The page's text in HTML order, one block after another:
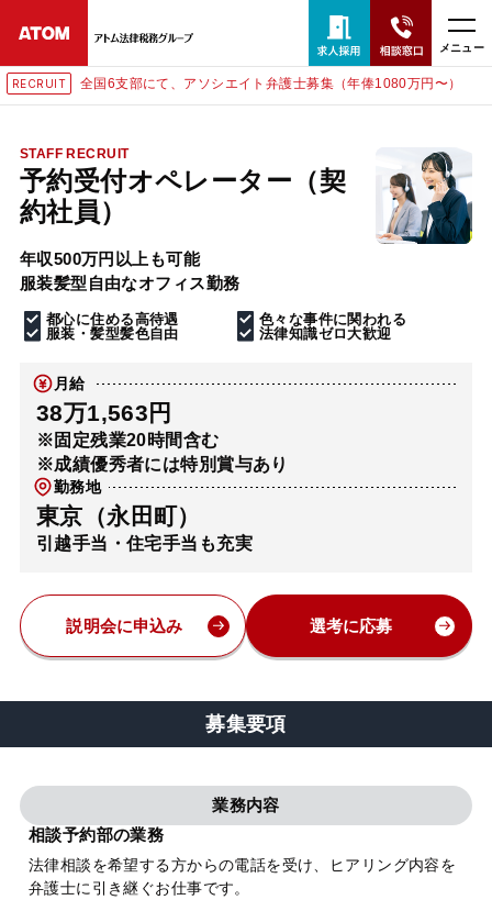
メニュー
RECRUIT 全国6支部にて、アソシエイト弁護士募集（年俸1080万円〜）
STAFF RECRUIT
予約受付オペレーター（契
約社員）
年収500万円以上も可能
服装髪型自由なオフィス勤務
都心に住める高待遇
色々な事件に関われる
服装・髪型髪色自由
法律知識ゼロ大歓迎
月給
38万1,563円
※固定残業20時間含む
※成績優秀者には特別賞与あり
勤務地
東京（永田町）
引越手当・住宅手当も充実
説明会に申込み 選考に応募
募集要項
業務内容
相談予約部の業務
法律相談を希望する方からの電話を受け、ヒアリング内容を
弁護士に引き継ぐお仕事です。
24時間365日全国対応
無料相談窓口はこちら
電話・LINE・メールで相談予約受付中
ホーム
取扱分野
解決実績
アクセス
弁護士・税理士
費用
特設サイト